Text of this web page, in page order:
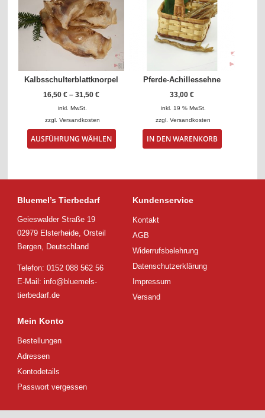
der
Kalbsschulterblattknorpel
16,50€ –31,50€
inkl. MwSt.
zzgl.Versandkosten
AUSFÜHRUNG WÄHLEN
Dieses
können
Produktseite
gewählt
werden
Pferde-Achillessehne
33,00€
inkl. 19 % MwSt.
zzgl.Versandkosten
IN DEN WARENKORB
Bluemel’s Tierbedarf
Geieswalder Straße 19
02979 Elsterheide, Orsteil
Bergen, Deutschland
Telefon: 0152 088 562 56
E-Mail:info@bluemels-
tierbedarf.de
Kundenservice
Kontakt
AGB
Widerrufsbelehrung
Datenschutzerklärung
Impressum
Versand
Mein Konto
Bestellungen
Adressen
Kontodetails
Passwort vergessen